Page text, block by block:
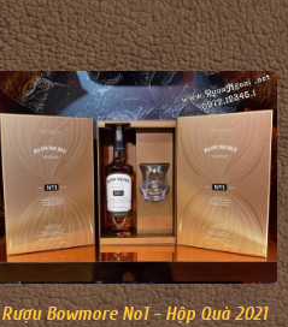
Rượu Bowmore No1 - Hộp Quà 2021